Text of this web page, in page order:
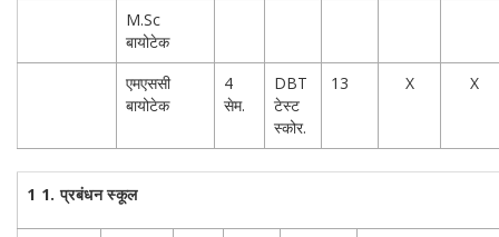
M.Sc
बायोटेक
एमएससी
बायोटेक
4
सेम.
DBT
टेस्ट
स्कोर.
13 X X
1 1.प्रबंधन स्कूल